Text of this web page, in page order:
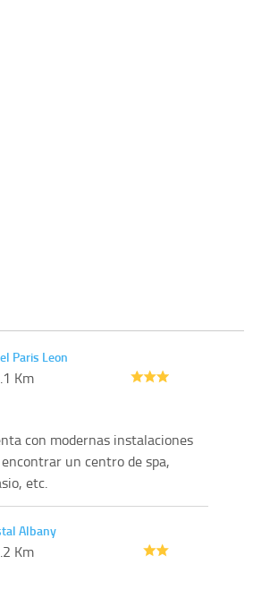
Paris Leon
Km
con modernas instalaciones
un centro de spa,
etc.
Albany
Km